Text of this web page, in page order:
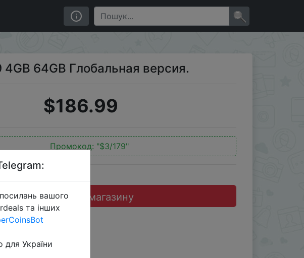
4GB 64GB Глобальная версия.
$186.99
Промокод: "$3/179"
Перейти до магазину
вашого
та інших
для України